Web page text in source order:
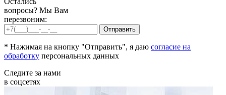
вопросы? Мы Вам
перезвоним:
* Нажимая на кнопку "Отправить", я даю согласие на
обработку персональных данных
Следите за нами
в соцсетях